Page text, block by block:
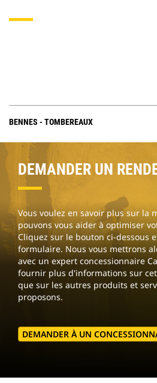
BENNES - TOMBEREAUX
DEMANDER UN
Vous voulez en savoir plus sur la
pouvons vous aider à optimiser
Cliquez sur le bouton ci-dessous
formulaire. Nous vous mettrons
avec un expert concessionnaire
fournir plus d'informations sur
que sur les autres produits et
proposons.
DEMANDER À UN